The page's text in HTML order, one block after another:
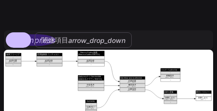
compress
関連項目arrow_drop_down